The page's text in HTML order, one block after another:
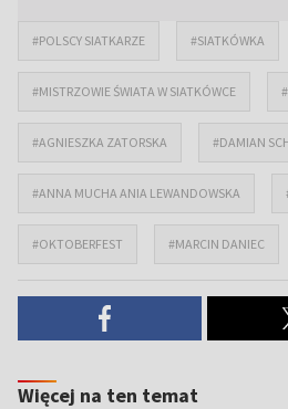
#POLSCY SIATKARZE #SIATKÓWKA
#MISTRZOWIE ŚWIATA W SIATKÓWCE
#AGNIESZKA ZATORSKA #DAMIAN
#ANNA MUCHA ANIA LEWANDOWSKA
#OKTOBERFEST #MARCIN DANIEC
Więcej na ten temat